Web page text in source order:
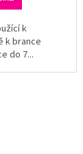
k
k brance
do 7...